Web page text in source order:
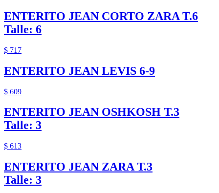
ENTERITO JEAN CORTO ZARA T.6
Talle: 6
$ 717
ENTERITO JEAN LEVIS 6-9
$ 609
ENTERITO JEAN OSHKOSH T.3
Talle: 3
$ 613
ENTERITO JEAN ZARA T.3
Talle: 3